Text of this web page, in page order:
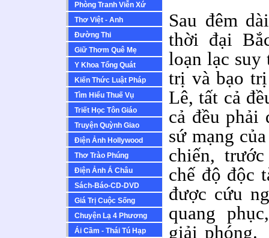
Phòng Tranh Viễn Xứ
Thơ Việt - Anh
Ðường Thi
Giữ Thơm Quê Mẹ
Y Khoa Tổng Quát
Kiến Thức Luật Pháp
Tìm Hiểu Thuế Vụ
Triết Học Tôn Giáo
Truyện Quỳnh Giao
Ðiện Ảnh Hollywood
Thơ Trào Phúng
Ðiện Ảnh Á Châu
Sách-Báo-CD-DVD
Giá Trị Cuộc Sống
Chuyện Lạ 4 Phương
Ái Cầm - Thái Tú Hạp
Sau đêm
thời đại
loạn lạc suy
trị và bạo
Lê, tất cả
cả đều
sứ mạng
chiến,
chế độ độc
được cứu
quang
giải